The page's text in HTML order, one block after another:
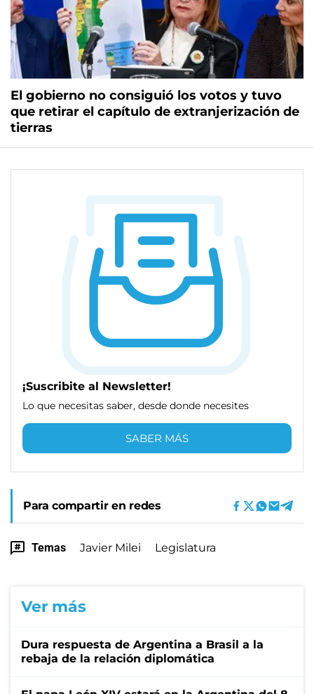
El gobierno no consiguió los votos y tuvo
que retirar el capítulo de extranjerización de
tierras
¡Suscribite al Newsletter!
Lo que necesitas saber, desde donde necesites
SABER MÁS
Para compartir en redes
Temas Javier Milei Legislatura
Ver más
Dura respuesta de Argentina a Brasil a la
rebaja de la relación diplomática